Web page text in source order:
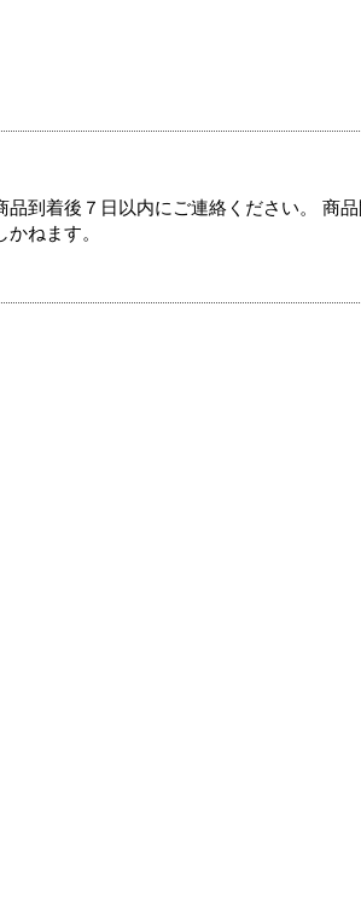
到着後７日以内にご連絡ください。 商
ねます。